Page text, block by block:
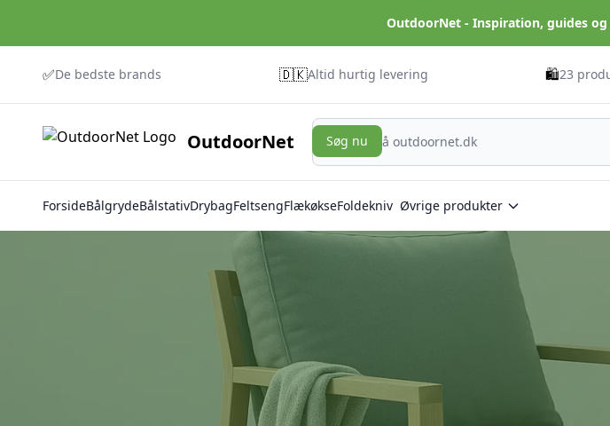
OutdoorNet - Inspiration, guides
✅De bedste brands 🇩🇰Altid hurtig levering 🛍️23
OutdoorNet
Søg nu
Søg nu
ForsideBålgrydeBålstativDrybagFeltsengFlækøkseFoldekniv Øvrige produkter